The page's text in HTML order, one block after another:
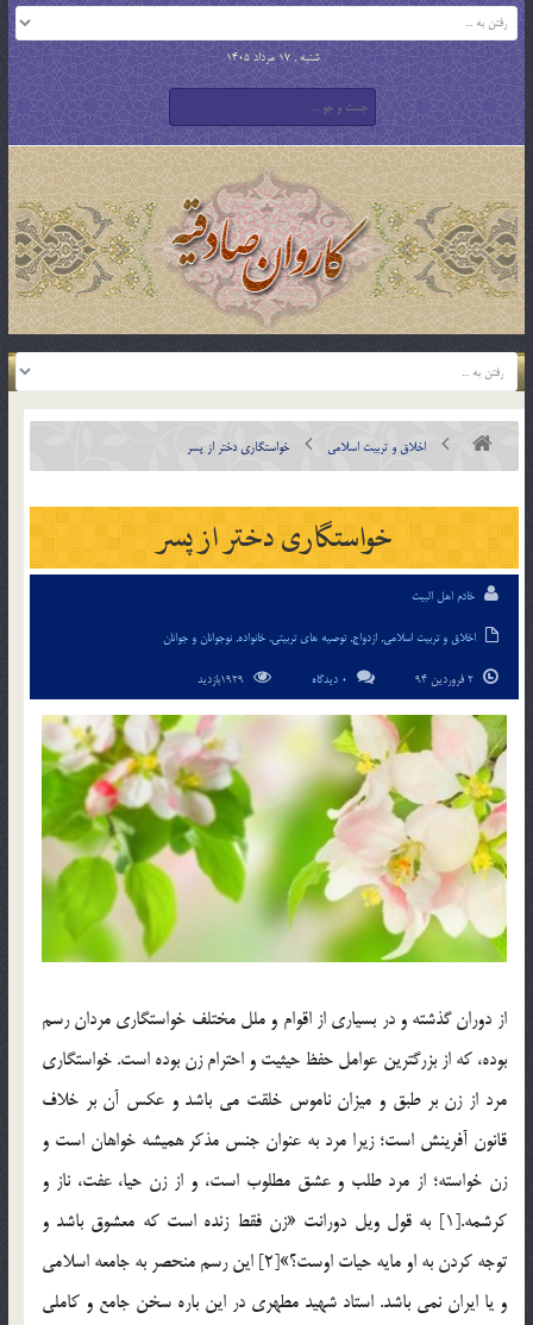
شنبه , 17 مرداد 1405
اخلاق و تربیت اسلامی خواستگاری دختر از پسر
خواستگاری دختر از پسر
خادم اهل البیت
اخلاق و تربیت اسلامی, ازدواج,توصیه های تربیتی, خانواده, نوجوانان و جوانان
0 دیدگاه
از دوران گذشته و در بسياري از اقوام و ملل مختلف خواستگاري مردان رسم
بوده، که از بزرگترين عوامل حفظ حيثيت و احترام زن بوده است. خواستگاري
مرد از زن بر طبق و ميزان ناموس خلقت مي باشد و عکس آن بر خلاف
قانون آفرينش است؛ زيرا مرد به عنوان جنس مذکر هميشه خواهان است و
زن خواسته؛ از مرد طلب و عشق مطلوب است، و از زن حيا، عفت، ناز و
کرشمه.[1] به قول ويل دورانت «زن فقط زنده است که معشوق باشد و
توجه کردن به او مايه حيات اوست؟»[2] اين رسم منحصر به جامعه اسلامي
و يا ايران نمي باشد. استاد شهيد مطهري در اين باره سخن جامع و کاملي